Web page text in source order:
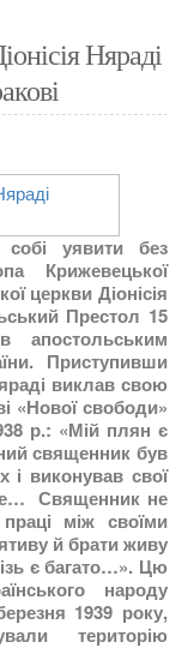
Няраді
уявити без
Крижевецької
церкви Діонісія
Престол 15
апостольським
Приступивши
виклав свою
«Нової свободи»
р.: «Мій плян є
священник був
і виконував свої
Священник не
між своїми
й брати живу
є багато…». Цю
народу
1939 року,
територію